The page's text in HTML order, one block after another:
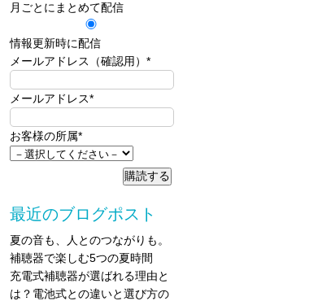
月ごとにまとめて配信
情報更新時に配信
メールアドレス（確認用） *
メールアドレス*
お客様の所属*
最近のブログポスト
夏の音も、人とのつながりも。
補聴器で楽しむ5つの夏時間
充電式補聴器が選ばれる理由と
は？電池式との違いと選び方の